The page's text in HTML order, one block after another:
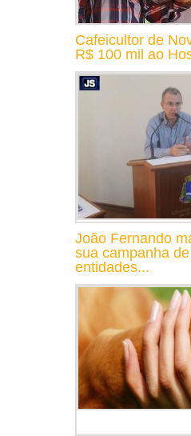
Cafeicultor de
R$ 100 mil ao
João Fernando
sua campanha
entidades...